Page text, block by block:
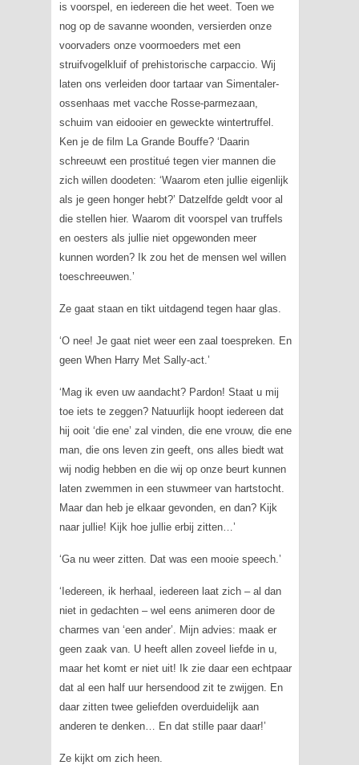
is voorspel, en iedereen die het weet. Toen we
nog op de savanne woonden, versierden onze
voorvaders onze voormoeders met een
struifvogelkluif of prehistorische carpaccio. Wij
laten ons verleiden door tartaar van Simentaler-
ossenhaas met vacche Rosse-parmezaan,
schuim van eidooier en geweckte wintertruffel.
Ken je de film La Grande Bouffe? ‘Daarin
schreeuwt een prostitué tegen vier mannen die
zich willen doodeten: ‘Waarom eten jullie eigenlijk
als je geen honger hebt?’ Datzelfde geldt voor al
die stellen hier. Waarom dit voorspel van truffels
en oesters als jullie niet opgewonden meer
kunnen worden? Ik zou het de mensen wel willen
toeschreeuwen.’
Ze gaat staan en tikt uitdagend tegen haar glas.
‘O nee! Je gaat niet weer een zaal toespreken. En
geen When Harry Met Sally-act.’
‘Mag ik even uw aandacht? Pardon! Staat u mij
toe iets te zeggen? Natuurlijk hoopt iedereen dat
hij ooit ‘die ene’ zal vinden, die ene vrouw, die ene
man, die ons leven zin geeft, ons alles biedt wat
wij nodig hebben en die wij op onze beurt kunnen
laten zwemmen in een stuwmeer van hartstocht.
Maar dan heb je elkaar gevonden, en dan? Kijk
naar jullie! Kijk hoe jullie erbij zitten…’
‘Ga nu weer zitten. Dat was een mooie speech.’
‘Iedereen, ik herhaal, iedereen laat zich – al dan
niet in gedachten – wel eens animeren door de
charmes van ‘een ander’. Mijn advies: maak er
geen zaak van. U heeft allen zoveel liefde in u,
maar het komt er niet uit! Ik zie daar een echtpaar
dat al een half uur hersendood zit te zwijgen. En
daar zitten twee geliefden overduidelijk aan
anderen te denken… En dat stille paar daar!’
Ze kijkt om zich heen.